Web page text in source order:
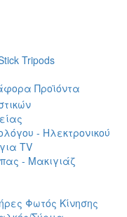
Tripods
Προϊόντα
- Ηλεκτρονικού
TV
- Μακιγιάζ
Φωτός Κίνησης